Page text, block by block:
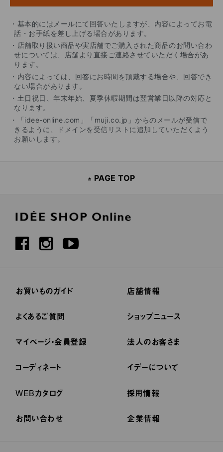
・基本的にはメールにて回答いたしますが、内容によってお電
話・お手紙を差し上げる場合があります。
・店舗取り扱い商品や実店舗でご購入された商品のお問い合わ
せについては、店舗より直接ご連絡させていただく場合があ
ります。
・内容によっては、回答にお時間を頂戴する場合や、回答でき
ない場合があります。
・土日祝日、年末年始、夏季休暇期間は翌営業日以降の対応と
なります。
・「idee-online.com」「muji.co.jp」からのメールが受信で
きるように、ドメインを受信リストに追加していただくよう
お願いします。
PAGE TOP
お買いものガイド
よくあるご質問
マイページ・会員登録
コーディネート
WEBカタログ
お問い合わせ
店舗情報
ショップニュース
法人のお客さま
イデーについて
採用情報
企業情報